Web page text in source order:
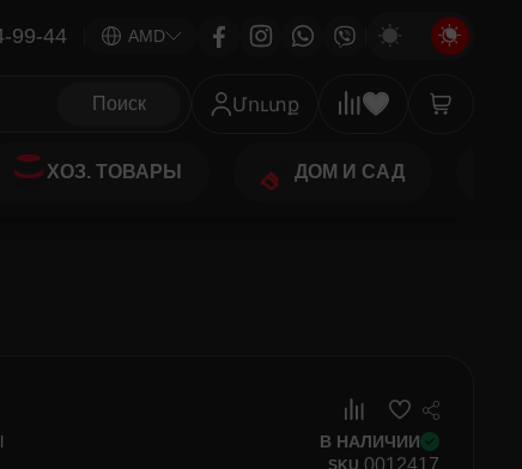
99-44 AMD
Поиск Մուտք
ХОЗ. ТОВАРЫ ДОМ И САД
В НАЛИЧИИ
SKU 0012417